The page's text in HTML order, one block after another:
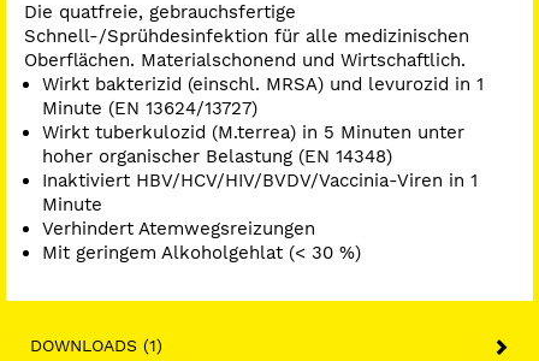
Die quatfreie, gebrauchsfertige
Schnell-/Sprühdesinfektion für alle medizinischen
Oberflächen. Materialschonend und Wirtschaftlich.
Wirkt bakterizid (einschl. MRSA) und levurozid in 1
Minute (EN 13624/13727)
Wirkt tuberkulozid (M.terrea) in 5 Minuten unter
hoher organischer Belastung (EN 14348)
Inaktiviert HBV/HCV/HIV/BVDV/Vaccinia-Viren in 1
Minute
Verhindert Atemwegsreizungen
Mit geringem Alkoholgehlat (< 30 %)
DOWNLOADS (1)